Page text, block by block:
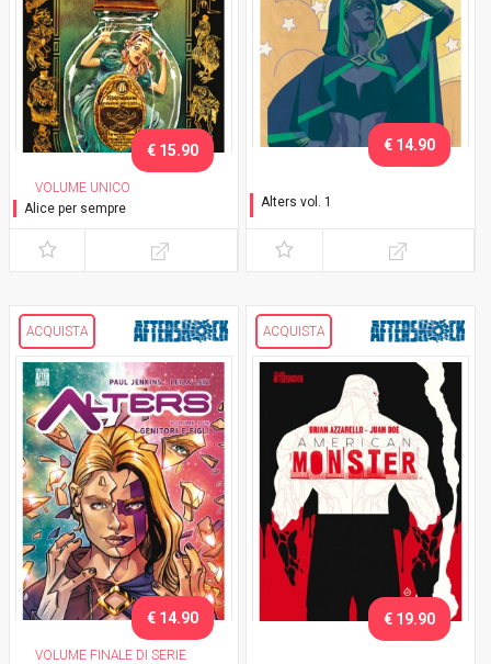
VOLUME UNICO
Alice per sempre
€ 15.90
Alters vol. 1
€ 14.90
ACQUISTA
VOLUME FINALE DI SERIE
€ 14.90
ACQUISTA
€ 19.90